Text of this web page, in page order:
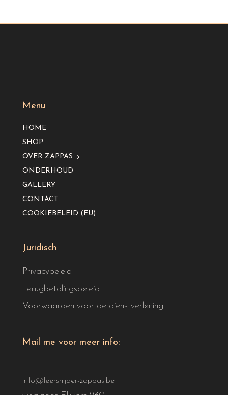
Menu
HOME
SHOP
OVER ZAPPAS
ONDERHOUD
GALLERY
CONTACT
COOKIEBELEID (EU)
Juridisch
Privacybeleid
Terugbetalingsbeleid
Voorwaarden voor de dienstverlening
Mail me voor meer info:
info@leersnijder-zappas.be